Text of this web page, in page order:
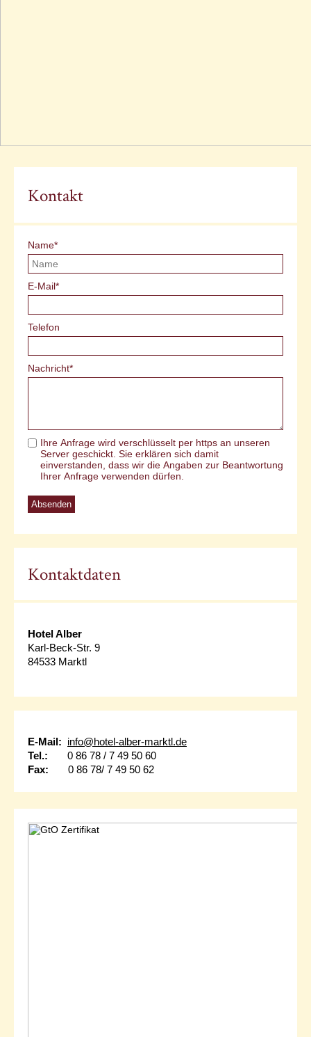
Kontakt
Pflichtfeld
Name*
Pflichtfeld
E-Mail*
Telefon
Pflichtfeld
Nachricht*
Ihre Anfrage wird verschlüsselt per https an unseren
Server geschickt. Sie erklären sich damit
einverstanden, dass wir die Angaben zur Beantwortung
Ihrer Anfrage verwenden dürfen.
Absenden
Kontaktdaten
Hotel Alber
Karl-Beck-Str. 9
84533 Marktl
E-Mail: info@hotel-alber-marktl.de
Tel.: 0 86 78 / 7 49 50 60
Fax: 0 86 78/ 7 49 50 62